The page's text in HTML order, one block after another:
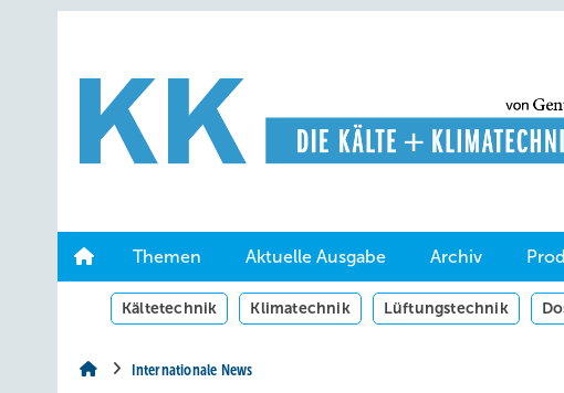
Hauptinhalt
Hauptmenü
Themen Aktuelle Ausgabe Archiv
Kältetechnik Klimatechnik Lüftungstechnik
Internationale News